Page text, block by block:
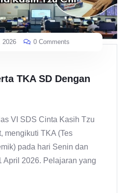
2026 0 Comments
TKA SD Dengan
VI SDS Cinta Kasih Tzu
mengikuti TKA (Tes
pada hari Senin dan
April 2026. Pelajaran yang